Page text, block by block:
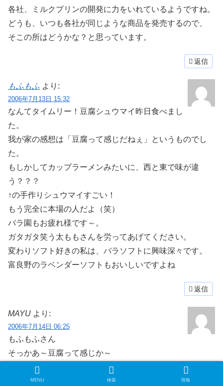
各社、ミルクプリンの開発に力をいれているようですね。
どうも、いつも各社が同じような商品を発売するので、
そこの所はどうかな？と思っています。
返信
もふもふ より:
2006年7月13日 15:32
なんてタイムリー！豆腐シュウマイ昨日食べまし
た。
我が家の感想は「豆腐って感じだねぇ」というものでし
た。
もしかしてカップラーメンみたいに、西と東で味が違
う？？？
↑の手作りシュウマイすごい！
もう完全に本場の人だよ（笑）
バラ園もお疲れ様です～。
ガタガタ笑う太ももさんを労ってあげてください。
変わりソフト好きの私は、バラソフトに興味深々です。
富良野のラベンダーソフトもおいしいですよね
返信
MAYU より:
2006年7月14日 06:25
もふもふさん
そっかあ～豆腐って感じか～
微妙に、お豆腐に対する感じ方が、各自違うからかな？
でも、そちらに行ってもまた、買って食べなきゃあね。
MENU 検索 情報